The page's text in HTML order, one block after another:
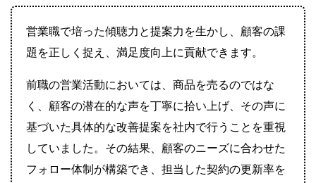
営業職で培った傾聴力と提案力を生かし、顧客の課
題を正しく捉え、満足度向上に貢献できます。
前職の営業活動においては、商品を売るのではな
く、顧客の潜在的な声を丁寧に拾い上げ、その声に
基づいた具体的な改善提案を社内で行うことを重視
していました。その結果、顧客のニーズに合わせた
フォロー体制が構築でき、担当した契約の更新率を